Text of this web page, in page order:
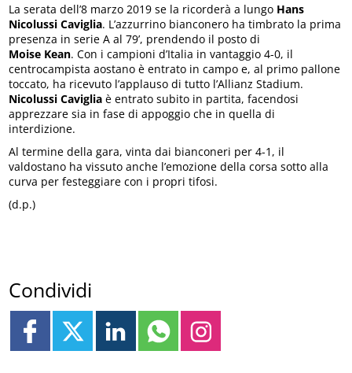
La serata dell’8 marzo 2019 se la ricorderà a lungo Hans
Nicolussi Caviglia. L’azzurrino bianconero ha timbrato la prima
presenza in serie A al 79’, prendendo il posto di
Moise Kean. Con i campioni d’Italia in vantaggio 4-0, il
centrocampista aostano è entrato in campo e, al primo pallone
toccato, ha ricevuto l’applauso di tutto l’Allianz Stadium.
Nicolussi Caviglia è entrato subito in partita, facendosi
apprezzare sia in fase di appoggio che in quella di
interdizione.
Al termine della gara, vinta dai bianconeri per 4-1, il
valdostano ha vissuto anche l’emozione della corsa sotto alla
curva per festeggiare con i propri tifosi.
(d.p.)
Condividi